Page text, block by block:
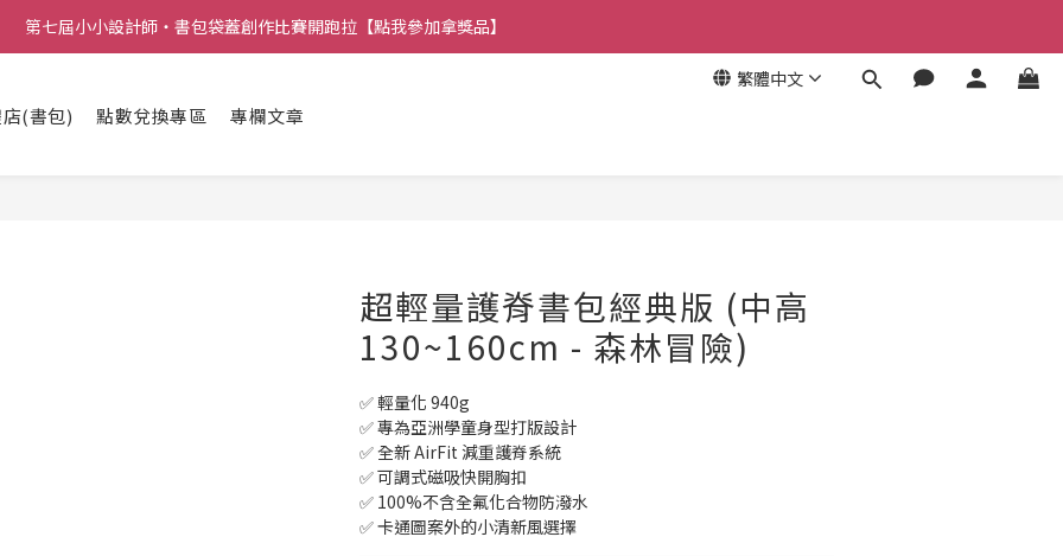
第七屆小小設計師・書包袋蓋創作比賽開跑拉【點我參加拿獎品】
繁體中文
(書包) 點數兌換專區 專欄文章
超輕量護脊書包經典版 (中高
130~160cm - 森林冒險)
✅ 輕量化 940g
✅ 專為亞洲學童身型打版設計
✅ 全新 AirFit 減重護脊系統
✅ 可調式磁吸快開胸扣
✅ 100%不含全氟化合物防潑水
✅ 卡通圖案外的小清新風選擇